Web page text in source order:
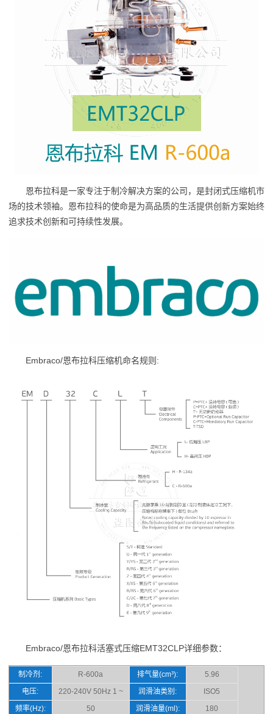
恩布拉科是一家专注于制冷解决方案的公司，是封闭式压缩机市
场的技术领袖。恩布拉科的使命是为高品质的生活提供创新方案始终
追求技术创新和可持续性发展。
Embraco/恩布拉科压缩机命名规则:
Embraco/恩布拉科活塞式压缩EMT32CLP详细参数：
制冷剂: R-600a 排气量(cm³):
5.96
电压:
220-240V 50Hz 1 ~ 润滑油类别:
ISO5
频率(Hz):
50 润滑油量(ml):
180